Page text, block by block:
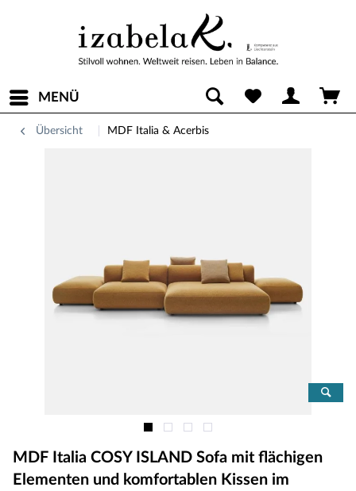
MENÜ
Übersicht MDF Italia & Acerbis
MDF Italia COSY ISLAND Sofa mit flächigen
Elementen und komfortablen Kissen im